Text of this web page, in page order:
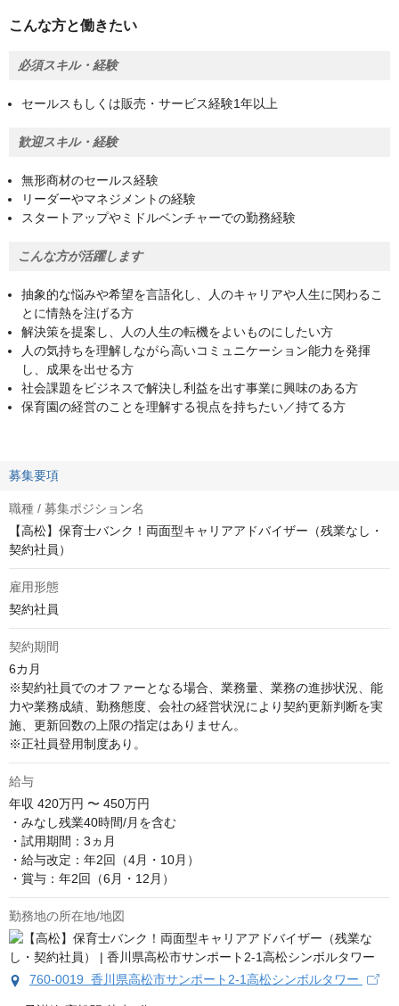
こんな方と働きたい
必須スキル・経験
セールスもしくは販売・サービス経験1年以上
歓迎スキル・経験
無形商材のセールス経験
リーダーやマネジメントの経験
スタートアップやミドルベンチャーでの勤務経験
こんな方が活躍します
抽象的な悩みや希望を言語化し、人のキャリアや人生に関わるこ
とに情熱を注げる方
解決策を提案し、人の人生の転機をよいものにしたい方
人の気持ちを理解しながら高いコミュニケーション能力を発揮
し、成果を出せる方
社会課題をビジネスで解決し利益を出す事業に興味のある方
保育園の経営のことを理解する視点を持ちたい／持てる方
募集要項
職種 / 募集ポジション名
【高松】保育士バンク！両面型キャリアアドバイザー（残業なし・
契約社員）
雇用形態
契約社員
契約期間
6カ月
※契約社員でのオファーとなる場合、業務量、業務の進捗状況、能
力や業務成績、勤務態度、会社の経営状況により契約更新判断を実
施、更新回数の上限の指定はありません。
※正社員登用制度あり。
給与
年収 420万円 〜 450万円
・みなし残業40時間/月を含む
・試用期間：3ヵ月
・給与改定：年2回（4月・10月）
・賞与：年2回（6月・12月）
勤務地の所在地/地図
760-0019 香川県高松市サンポート2-1高松シンボルタワー